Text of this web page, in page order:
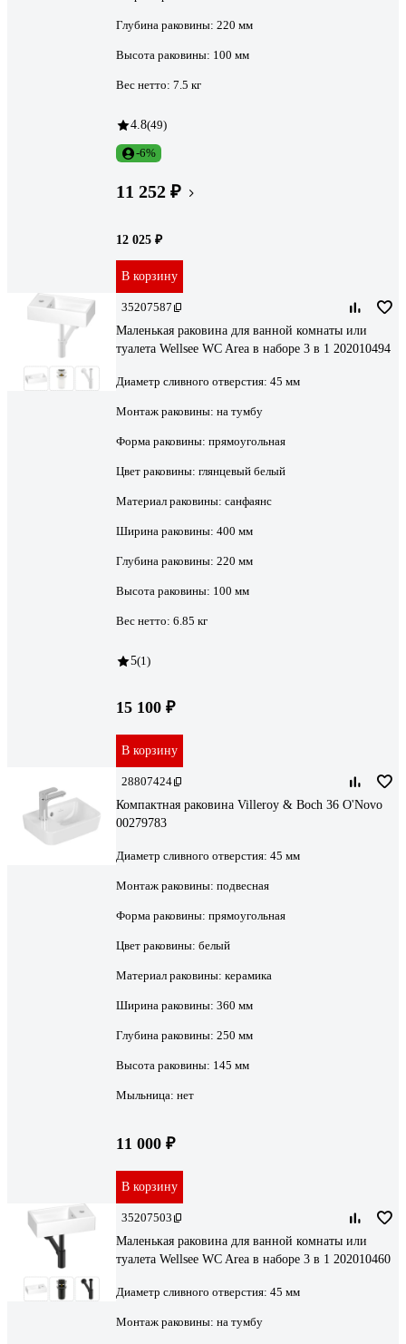
Глубина раковины: 220 мм
Высота раковины: 100 мм
Вес нетто: 7.5 кг
4.8(49)
-6%
11 252 ₽
12 025 ₽
В корзину
35207587
Маленькая раковина для ванной комнаты или
туалета Wellsee WC Area в наборе 3 в 1 202010494
Диаметр сливного отверстия: 45 мм
Монтаж раковины: на тумбу
Форма раковины: прямоугольная
Цвет раковины: глянцевый белый
Материал раковины: санфаянс
Ширина раковины: 400 мм
Глубина раковины: 220 мм
Высота раковины: 100 мм
Вес нетто: 6.85 кг
5(1)
15 100 ₽
В корзину
28807424
Компактная раковина Villeroy & Boch 36 O'Novo
00279783
Диаметр сливного отверстия: 45 мм
Монтаж раковины: подвесная
Форма раковины: прямоугольная
Цвет раковины: белый
Материал раковины: керамика
Ширина раковины: 360 мм
Глубина раковины: 250 мм
Высота раковины: 145 мм
Мыльница: нет
11 000 ₽
В корзину
35207503
Маленькая раковина для ванной комнаты или
туалета Wellsee WC Area в наборе 3 в 1 202010460
Диаметр сливного отверстия: 45 мм
Монтаж раковины: на тумбу